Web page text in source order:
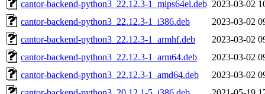
cantor-backend-python3_22.12.3-1_mips64el.deb 2023-03-02
cantor-backend-python3_22.12.3-1_i386.deb
2023-03-02
cantor-backend-python3_22.12.3-1_armhf.deb
2023-03-02
cantor-backend-python3_22.12.3-1_arm64.deb
2023-03-02
cantor-backend-python3_22.12.3-1_amd64.deb
2023-03-02